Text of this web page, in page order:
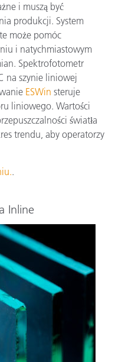
i muszą być
produkcji. System
może pomóc
i natychmiastowym
Spektrofotometr
na szynie liniowej
ESWin steruje
liniowego. Wartości
światła
trendu, aby operatorzy
.
Inline